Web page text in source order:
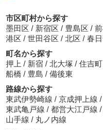
市区町村から探す
墨田区 / 新宿区 / 豊島区 /
港区 / 世田谷区 / 北区 / 春
町名から探す
押上 / 新宿 / 北大塚 / 住吉町
船橋 / 豊島 / 備後東
路線から探す
東武伊勢崎線 / 京成押上線 /
東武亀戸線 / 都営大江戸線 /
山手線 / 丸ノ内線